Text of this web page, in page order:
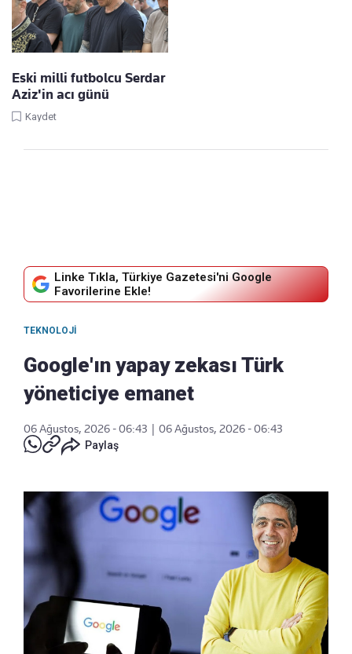
Eski milli futbolcu Serdar
Aziz'in acı günü
Kaydet
Linke Tıkla, Türkiye Gazetesi'ni Google
Favorilerine Ekle!
TEKNOLOJI
Google'ın yapay zekası Türk
yöneticiye emanet
06 Ağustos, 2026 - 06:43
06 Ağustos, 2026 - 06:43
Paylaş